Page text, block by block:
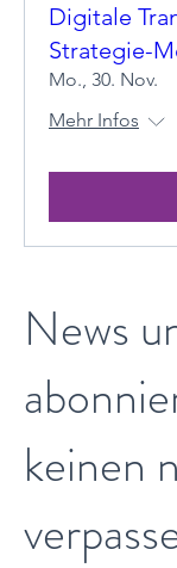
Digitale
Strategie-
Mo., 30. Nov.
Mehr Infos
News
keinen